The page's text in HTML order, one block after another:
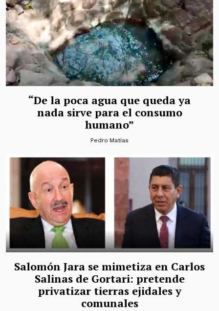
“De la poca agua que queda ya
nada sirve para el consumo
humano”
Pedro Matías
Salomón Jara se mimetiza en Carlos
Salinas de Gortari: pretende
privatizar tierras ejidales y
comunales